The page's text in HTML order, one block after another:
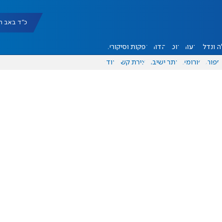
כ"ד באב תשפ"ו
ונדל"ן דעות אוכל יהדות הפקות וסיקורים
ספורט פורומים אתר ישיבה יצירת קשר עוד